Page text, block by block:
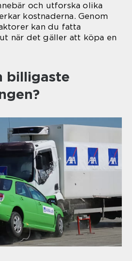
och utforska olika
kostnaderna. Genom
kan du fatta
när det gäller att köpa en
billigaste